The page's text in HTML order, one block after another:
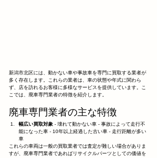
新潟市北区には、動かない車や事故車を専門に買取する業者が
多く存在します。これらの業者は、車の状態や年式に関わら
ず、店を訪れるお客様に多様なサービスを提供しています。こ
こでは、廃車専門業者の特徴を紹介します。
廃車専門業者の主な特徴
幅広い買取対象 - 壊れて動かない車 - 事故によって走行不
能になった車 - 10年以上経過した古い車 - 走行距離が多い
車
これらの車両は一般の買取業者では査定が難しい場合がありま
すが、廃車専門業者であればリサイクルパーツとしての価値を